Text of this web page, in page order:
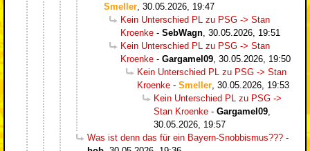
Smeller 30.05.2026, 19:47
Kein Unterschied PL zu PSG -> Stan
Kroenke - SebWagn 30.05.2026, 19:51
Kein Unterschied PL zu PSG -> Stan
Kroenke - Gargamel09 30.05.2026, 19:50
Kein Unterschied PL zu PSG -> Stan
Kroenke - Smeller 30.05.2026, 19:53
Kein Unterschied PL zu PSG ->
Stan Kroenke - Gargamel09
30.05.2026, 19:57
Was ist denn das für ein Bayern-Snobbismus??? -